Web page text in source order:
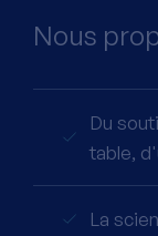
Nous
Du
table,
La